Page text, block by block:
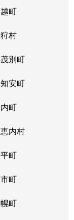
町
村
別町
安町
町
内村
町
町
町